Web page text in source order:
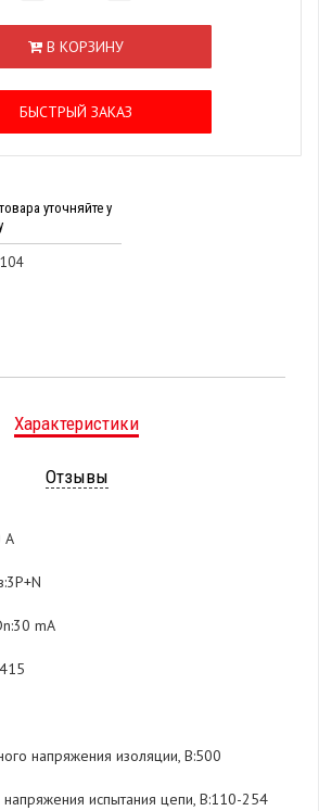
В КОРЗИНУ
БЫСТРЫЙ ЗАКАЗ
уточняйте у
Характеристики
Отзывы
A
mA
напряжения изоляции, В:500
испытания цепи, В:110-254